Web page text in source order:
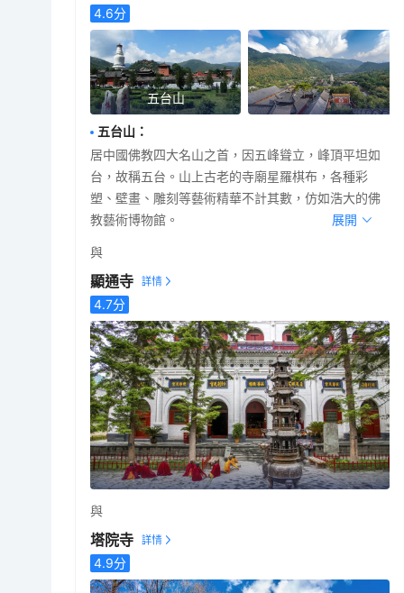
4.6分
五台山
五台山 ：
居中國佛教四大名山之首，因五峰聳立，峰頂平坦如
台，故稱五台。山上古老的寺廟星羅棋布，各種彩
塑、壁畫、雕刻等藝術精華不計其數，仿如浩大的佛
教藝術博物館。
展開
與
顯通寺
4.7分
與
塔院寺
4.9分